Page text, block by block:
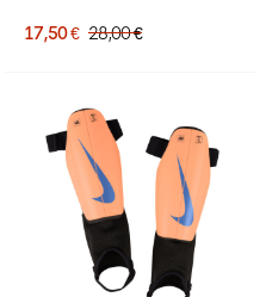
17,50 € 28,00 €